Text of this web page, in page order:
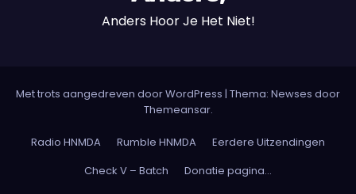
Anders Hoor Je Het Niet!
Met trots aangedreven door WordPress | Thema: Newses door
Themeansar.
Radio HNMDA Rumble HNMDA
Eerdere Uitzendingen
Check V – Batch
Donatie pagina…